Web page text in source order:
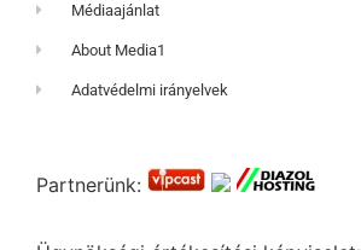
Médiaajánlat
About Media1
Adatvédelmi irányelvek
Partnerünk: